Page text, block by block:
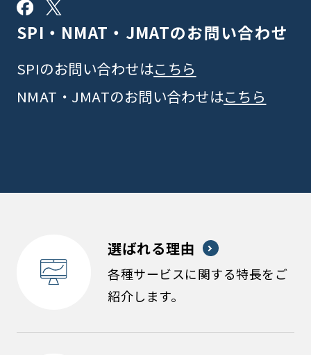
SPI・NMAT・JMATのお問い合わせ
SPIのお問い合わせはこちら
NMAT・JMATのお問い合わせはこちら
選ばれる理由
各種サービスに関する特長をご
紹介します。